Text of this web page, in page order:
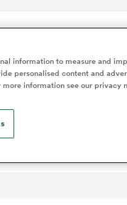
information to measure and
personalised content and
information see our privacy